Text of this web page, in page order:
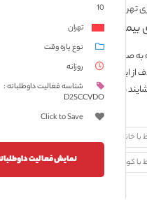
تهران
فارابی {تیر ماه 1404}
فعالیت، بازی، سرگرمی در اتاق بازی
سازی فضای درمان می باشد بنابراین
خانواده بیمار
با کودک
10
تهران
نوع پاره وقت
روزانه
شناسه فعالیت داوطلبانه :
D2SCCVDO
Click to Save
نمایش فعالیت